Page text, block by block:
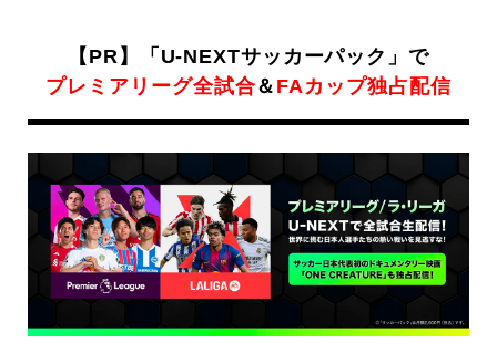
記
【PR】「U-NEXTサッカーパック」で
プレミアリーグ全試合＆ FAカップ独占配信